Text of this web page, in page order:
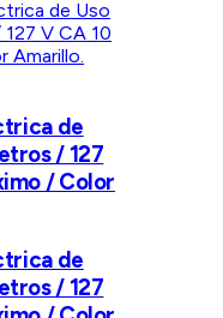
de
/ 127
/ Color
de
/ 127